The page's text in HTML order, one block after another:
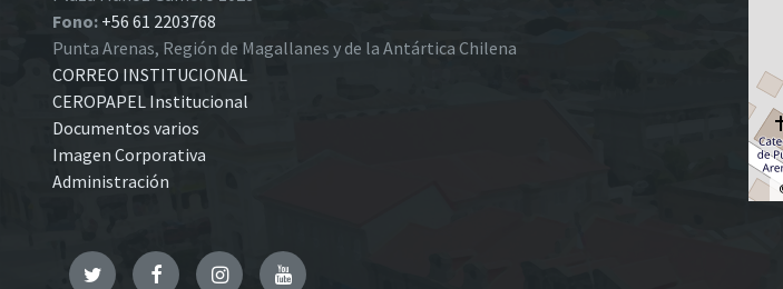
Fono: +56 61 2203768
Punta Arenas, Región de Magallanes y de la Antártica Chilena
CORREO INSTITUCIONAL
CEROPAPEL Institucional
Documentos varios
Imagen Corporativa
Administración
TwitterFacebookInstagramYouTube